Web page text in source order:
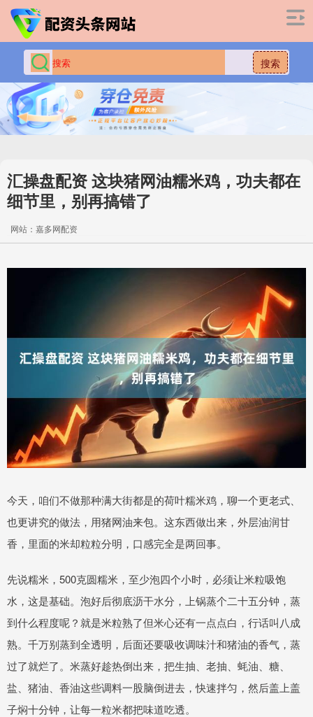
搜索
汇操盘配资 这块猪网油糯米鸡，功夫都在
细节里，别再搞错了
网站：嘉多网配资
今天，咱们不做那种满大街都是的荷叶糯米鸡，聊一个更老式、
也更讲究的做法，用猪网油来包。这东西做出来，外层油润甘
香，里面的米却粒粒分明，口感完全是两回事。
先说糯米，500克圆糯米，至少泡四个小时，必须让米粒吸饱
水，这是基础。泡好后彻底沥干水分，上锅蒸个二十五分钟，蒸
到什么程度呢？就是米粒熟了但米心还有一点点白，行话叫八成
熟。千万别蒸到全透明，后面还要吸收调味汁和猪油的香气，蒸
过了就烂了。米蒸好趁热倒出来，把生抽、老抽、蚝油、糖、
盐、猪油、香油这些调料一股脑倒进去，快速拌匀，然后盖上盖
子焖十分钟，让每一粒米都把味道吃透。